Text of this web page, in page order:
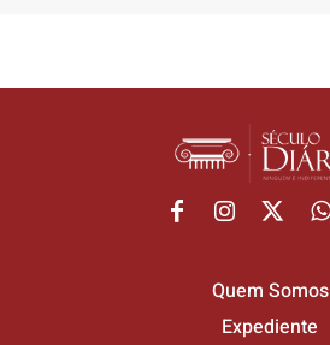
Quem Somos
Expediente